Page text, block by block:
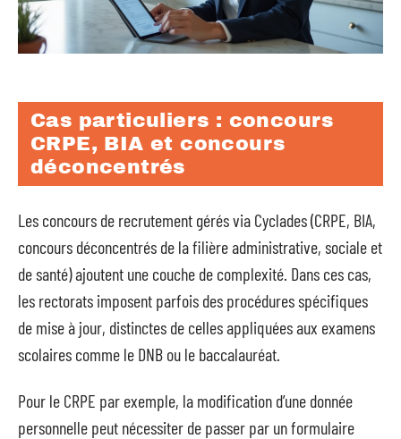
Cas particuliers : concours
CRPE, BIA et concours
déconcentrés
Les concours de recrutement gérés via Cyclades (CRPE, BIA,
concours déconcentrés de la filière administrative, sociale et
de santé) ajoutent une couche de complexité. Dans ces cas,
les rectorats imposent parfois des procédures spécifiques
de mise à jour, distinctes de celles appliquées aux examens
scolaires comme le DNB ou le baccalauréat.
Pour le CRPE par exemple, la modification d’une donnée
personnelle peut nécessiter de passer par un formulaire